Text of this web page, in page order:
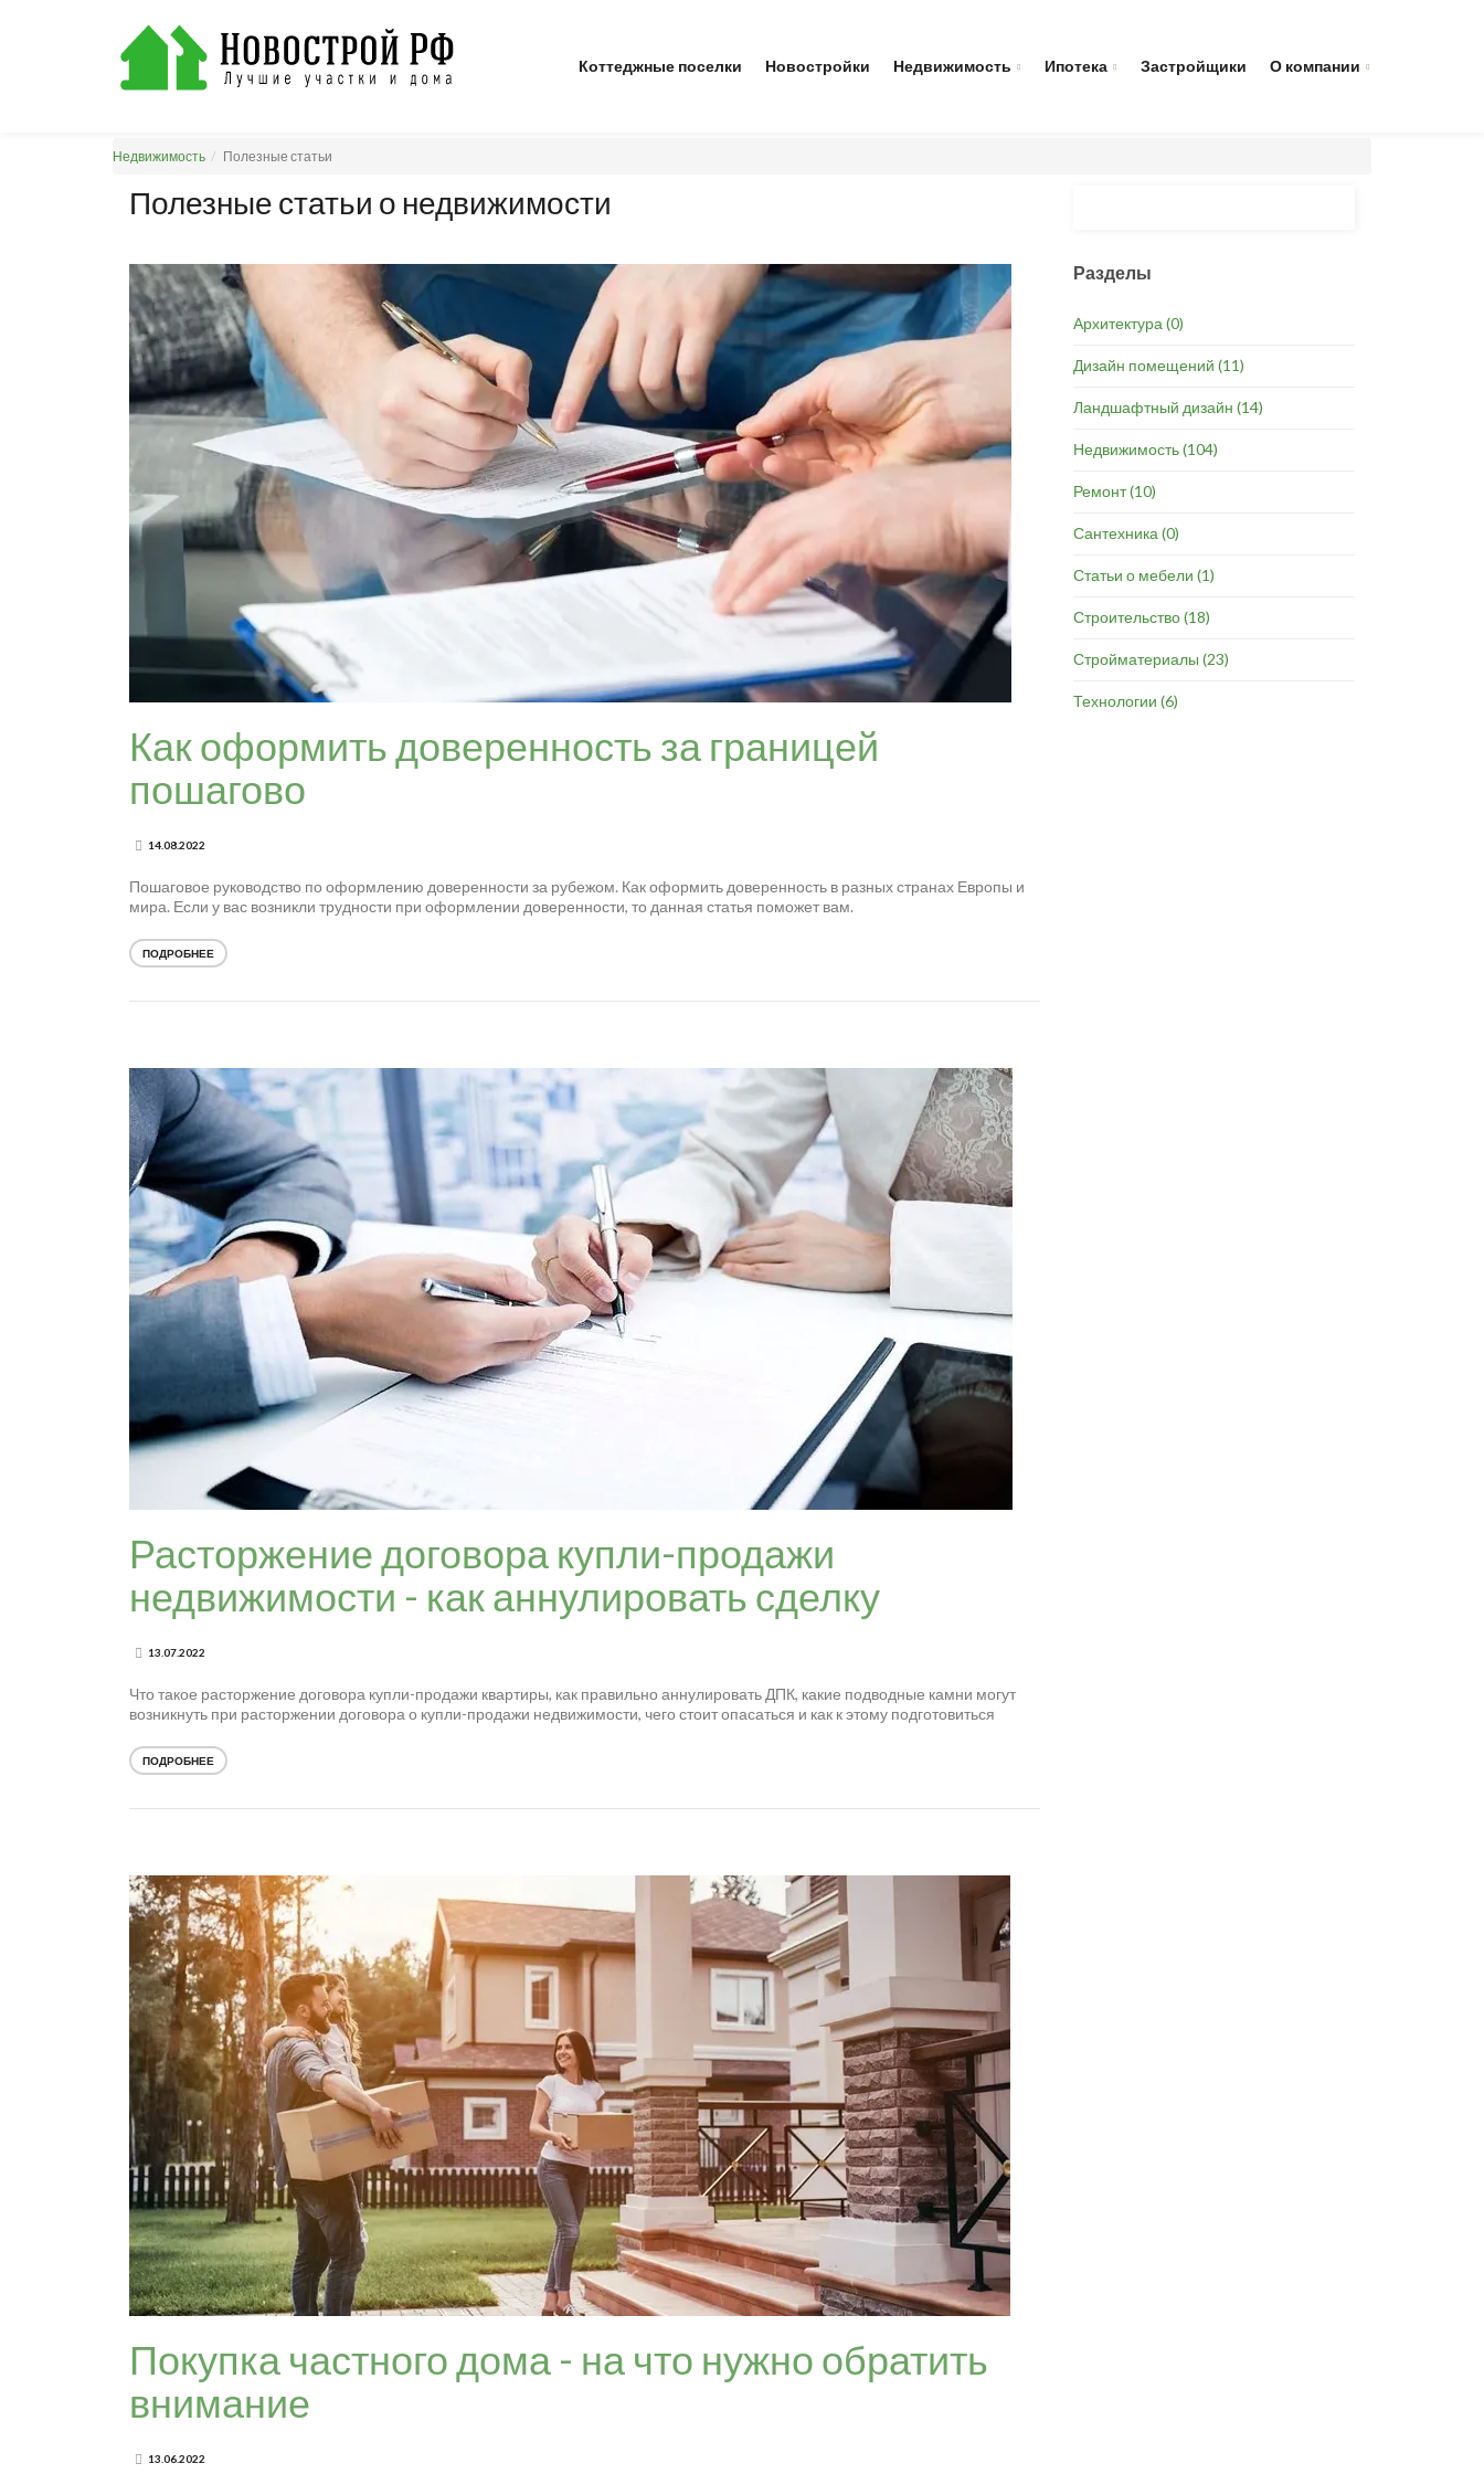
Коттеджные поселки Новостройки Недвижимость Ипотека Застройщики О компании
Недвижимость Полезные статьи
Полезные статьи о недвижимости
Как оформить доверенность за границей
пошагово
14.08.2022
Пошаговое руководство по оформлению доверенности за рубежом. Как оформить доверенность в разных странах Европы и
мира. Если у вас возникли трудности при оформлении доверенности, то данная статья поможет вам.
ПОДРОБНЕЕ
Расторжение договора купли-продажи
недвижимости - как аннулировать сделку
13.07.2022
Что такое расторжение договора купли-продажи квартиры, как правильно аннулировать ДПК, какие подводные камни могут
возникнуть при расторжении договора о купли-продажи недвижимости, чего стоит опасаться и как к этому подготовиться
ПОДРОБНЕЕ
Покупка частного дома - на что нужно обратить
внимание
13.06.2022
Разделы
Архитектура (0)
Дизайн помещений (11)
Ландшафтный дизайн (14)
Недвижимость(104)
Ремонт(10)
Сантехника (0)
Статьи о мебели (1)
Строительство(18)
Стройматериалы (23)
Технологии (6)